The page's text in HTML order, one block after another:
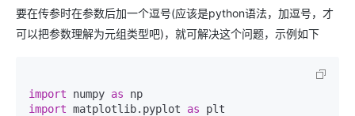
要在传参时在参数后加一个逗号(应该是python语法，加逗号，才
可以把参数理解为元组类型吧)，就可解决这个问题，示例如下
import numpy as
import matplotlib.pyplot as